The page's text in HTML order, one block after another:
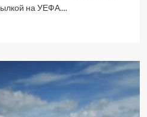
на УЕФА....